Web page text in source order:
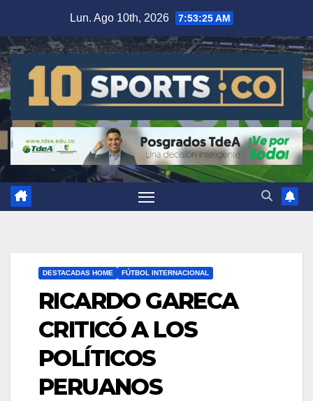
Lun. Ago 10th, 2026 7:53:25 AM
DESTACADAS HOME FÚTBOL INTERNACIONAL
RICARDO GARECA
CRITICÓ A LOS
POLÍTICOS
PERUANOS